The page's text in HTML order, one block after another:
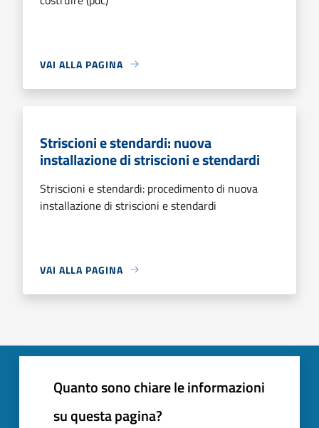
VAI ALLA PAGINA
Striscioni e stendardi: nuova
installazione di striscioni e stendardi
Striscioni e stendardi: procedimento di nuova
installazione di striscioni e stendardi
VAI ALLA PAGINA
Quanto sono chiare le informazioni
su questa pagina?